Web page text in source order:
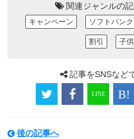
関連ジャンルの
キャンペーン ソフトバンク
割引 子供
記事をSNSなど
後の記事へ